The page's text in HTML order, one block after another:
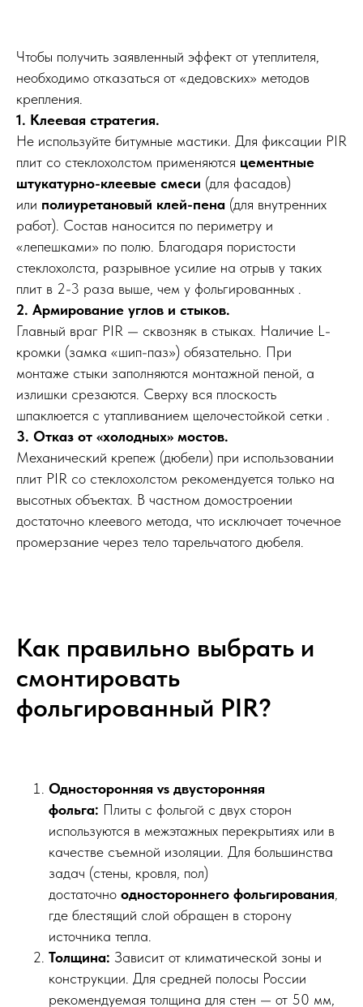
Чтобы получить заявленный эффект от утеплителя,
необходимо отказаться от «дедовских» методов
крепления.
1. Клеевая стратегия.
Не используйте битумные мастики. Для фиксации PIR
плит со стеклохолстом применяются цементные
штукатурно-клеевые смеси (для фасадов)
или полиуретановый клей-пена (для внутренних
работ). Состав наносится по периметру и
«лепешками» по полю. Благодаря пористости
стеклохолста, разрывное усилие на отрыв у таких
плит в 2-3 раза выше, чем у фольгированных .
2. Армирование углов и стыков.
Главный враг PIR — сквозняк в стыках. Наличие L-
кромки (замка «шип-паз») обязательно. При
монтаже стыки заполняются монтажной пеной, а
излишки срезаются. Сверху вся плоскость
шпаклюется с утапливанием щелочестойкой сетки .
3. Отказ от «холодных» мостов.
Механический крепеж (дюбели) при использовании
плит PIR со стеклохолстом рекомендуется только на
высотных объектах. В частном домостроении
достаточно клеевого метода, что исключает точечное
промерзание через тело тарельчатого дюбеля.
Как правильно выбрать и
смонтировать
фольгированный PIR?
Односторонняя vs двусторонняя
фольга: Плиты с фольгой с двух сторон
используются в межэтажных перекрытиях или в
качестве съемной изоляции. Для большинства
задач (стены, кровля, пол)
достаточно одностороннего фольгирования,
где блестящий слой обращен в сторону
источника тепла.
Толщина: Зависит от климатической зоны и
конструкции. Для средней полосы России
рекомендуемая толщина для стен — от 50 мм,